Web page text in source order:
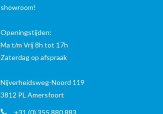
showroom!
Openingstijden:
Ma t/m Vrij 8h tot 17h
Zaterdag op afspraak
Nijverheidsweg-Noord 119
3812 PL Amersfoort